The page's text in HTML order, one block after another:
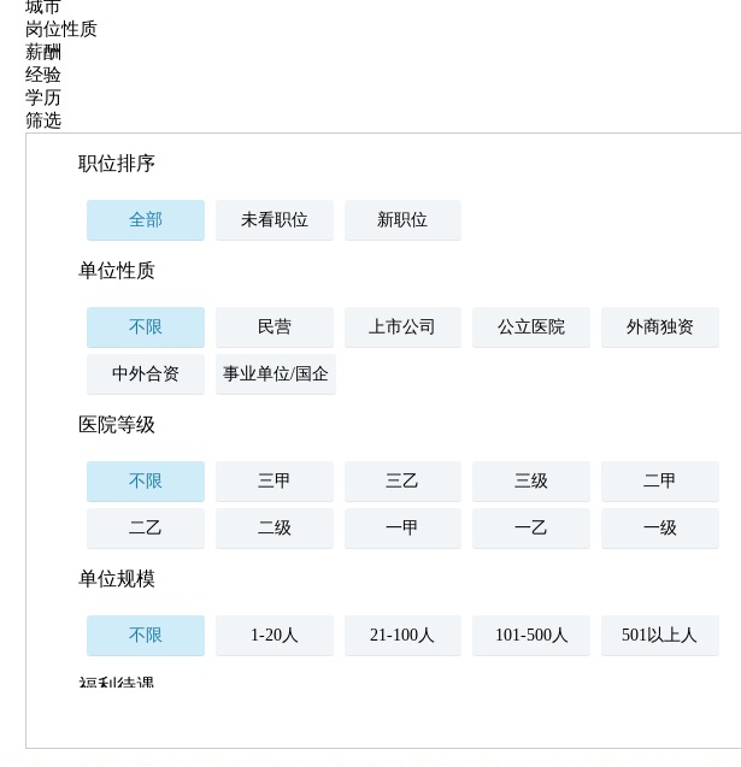
城市
岗位性质
薪酬
经验
学历
筛选
职位排序
全部 未看职位 新职位
单位性质
不限 民营 上市公司 公立医院 外商独资
中外合资 事业单位/国企
医院等级
不限 三甲 三乙 三级 二甲
二乙 二级 一甲 一乙 一级
单位规模
不限 1-20人 21-100人 101-500人 501以上人
福利待遇